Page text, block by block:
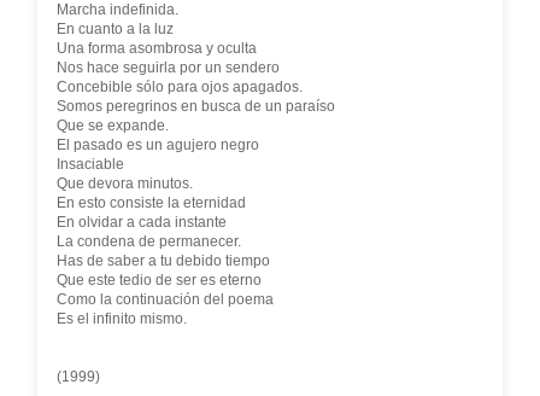
Marcha indefinida.
En cuanto a la luz
Una forma asombrosa y oculta
Nos hace seguirla por un sendero
Concebible sólo para ojos apagados.
Somos peregrinos en busca de un paraíso
Que se expande.
El pasado es un agujero negro
Insaciable
Que devora minutos.
En esto consiste la eternidad
En olvidar a cada instante
La condena de permanecer.
Has de saber a tu debido tiempo
Que este tedio de ser es eterno
Como la continuación del poema
Es el infinito mismo.
(1999)